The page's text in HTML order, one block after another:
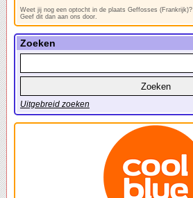
Weet jij nog een optocht in de plaats Geffosses (Frankrijk)?
Geef dit dan aan ons door.
Zoeken
Uitgebreid zoeken